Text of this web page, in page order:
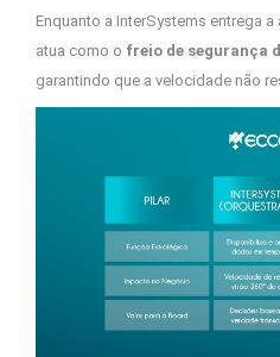
Enquanto a InterSystems entrega
atua como o freio de segurança
garantindo que a velocidade não